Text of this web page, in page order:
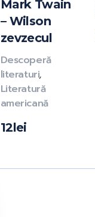
Mark Twain
– Wilson
zevzecul
12lei
Descoperă
literaturi,
Literatură
americană